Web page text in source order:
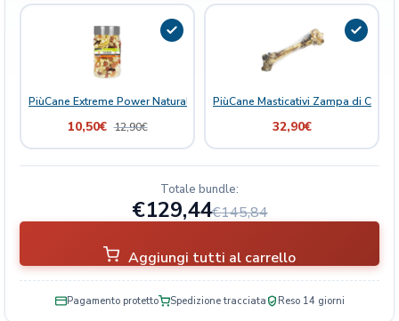
n
PiùCane Extreme Power Natural Delights Mix Frutta
10,50€ 12,90€
PiùCane Masticativi Zampa di Cervo
32,90€
Totale bundle:
€129,44€145,84
Aggiungi tutti al carrello
Pagamento protetto Spedizione tracciata Reso 14 giorni